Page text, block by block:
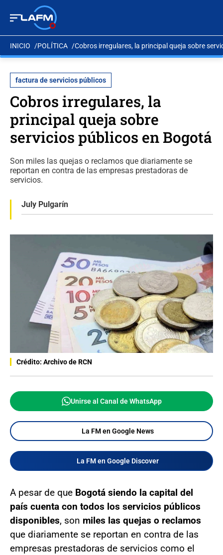
INICIO POLÍTICA Cobros irregulares, la principal queja sobre
factura de servicios públicos
Cobros irregulares, la
principal queja sobre
servicios públicos en Bogotá
Son miles las quejas o reclamos que diariamente se
reportan en contra de las empresas prestadoras de
servicios.
July Pulgarín
Crédito: Archivo de RCN
Unirse al Canal de WhatsApp
La FM en Google News
La FM en Google Discover
A pesar de que Bogotá siendo la capital del
país cuenta con todos los servicios públicos
disponibles, son miles las quejas o reclamos
que diariamente se reportan en contra de las
empresas prestadoras de servicios como el